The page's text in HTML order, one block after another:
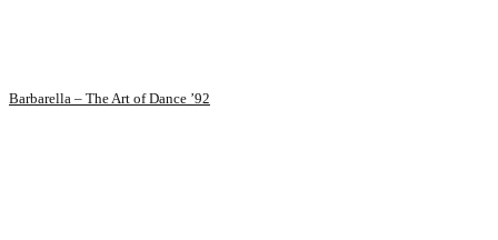
Barbarella – The Art of Dance ’92